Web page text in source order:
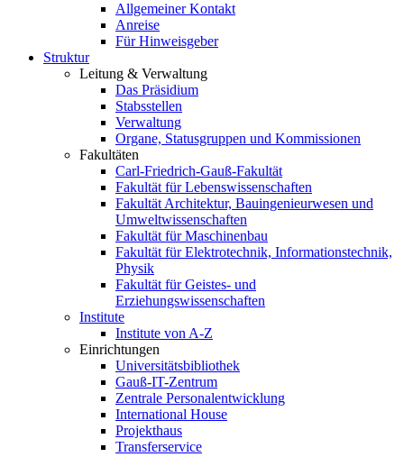
Allgemeiner Kontakt
Anreise
Für Hinweisgeber
Struktur
Leitung & Verwaltung
Das Präsidium
Stabsstellen
Verwaltung
Organe, Statusgruppen und Kommissionen
Fakultäten
Carl-Friedrich-Gauß-Fakultät
Fakultät für Lebenswissenschaften
Fakultät Architektur, Bauingenieurwesen und
Umweltwissenschaften
Fakultät für Maschinenbau
Fakultät für Elektrotechnik, Informationstechnik,
Physik
Fakultät für Geistes- und
Erziehungswissenschaften
Institute
Institute von A-Z
Einrichtungen
Universitätsbibliothek
Gauß-IT-Zentrum
Zentrale Personalentwicklung
International House
Projekthaus
Transferservice